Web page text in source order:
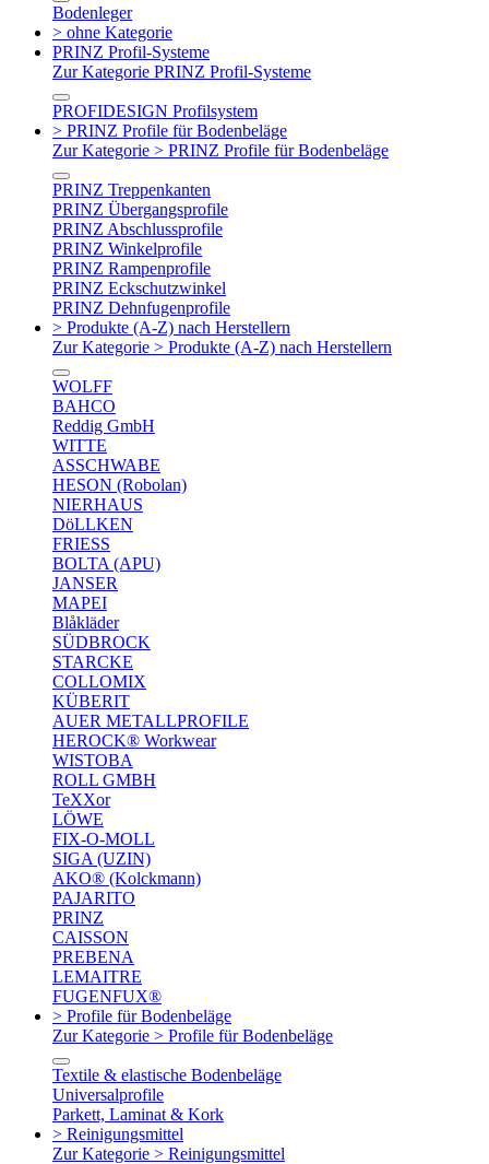
Bodenleger
> ohne Kategorie
PRINZ Profil-Systeme
Zur Kategorie PRINZ Profil-Systeme
PROFIDESIGN Profilsystem
> PRINZ Profile für Bodenbeläge
Zur Kategorie > PRINZ Profile für Bodenbeläge
PRINZ Treppenkanten
PRINZ Übergangsprofile
PRINZ Abschlussprofile
PRINZ Winkelprofile
PRINZ Rampenprofile
PRINZ Eckschutzwinkel
PRINZ Dehnfugenprofile
> Produkte (A-Z) nach Herstellern
Zur Kategorie > Produkte (A-Z) nach Herstellern
WOLFF
BAHCO
Reddig GmbH
WITTE
ASSCHWABE
HESON (Robolan)
NIERHAUS
DöLLKEN
FRIESS
BOLTA (APU)
JANSER
MAPEI
Blåkläder
SÜDBROCK
STARCKE
COLLOMIX
KÜBERIT
AUER METALLPROFILE
HEROCK® Workwear
WISTOBA
ROLL GMBH
TeXXor
LÖWE
FIX-O-MOLL
SIGA (UZIN)
AKO® (Kolckmann)
PAJARITO
PRINZ
CAISSON
PREBENA
LEMAITRE
FUGENFUX®
> Profile für Bodenbeläge
Zur Kategorie > Profile für Bodenbeläge
Textile & elastische Bodenbeläge
Universalprofile
Parkett, Laminat & Kork
> Reinigungsmittel
Zur Kategorie > Reinigungsmittel